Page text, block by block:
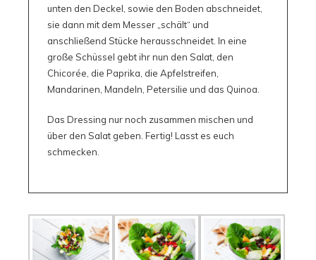
unten den Deckel, sowie den Boden abschneidet,
sie dann mit dem Messer „schält“ und
anschließend Stücke herausschneidet. In eine
große Schüssel gebt ihr nun den Salat, den
Chicorée, die Paprika, die Apfelstreifen,
Mandarinen, Mandeln, Petersilie und das Quinoa.
Das Dressing nur noch zusammen mischen und
über den Salat geben. Fertig! Lasst es euch
schmecken.